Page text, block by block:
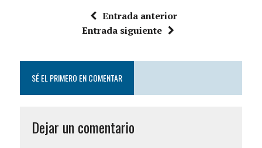
Entrada anterior
Entrada siguiente
SÉ EL PRIMERO EN COMENTAR
Dejar un comentario